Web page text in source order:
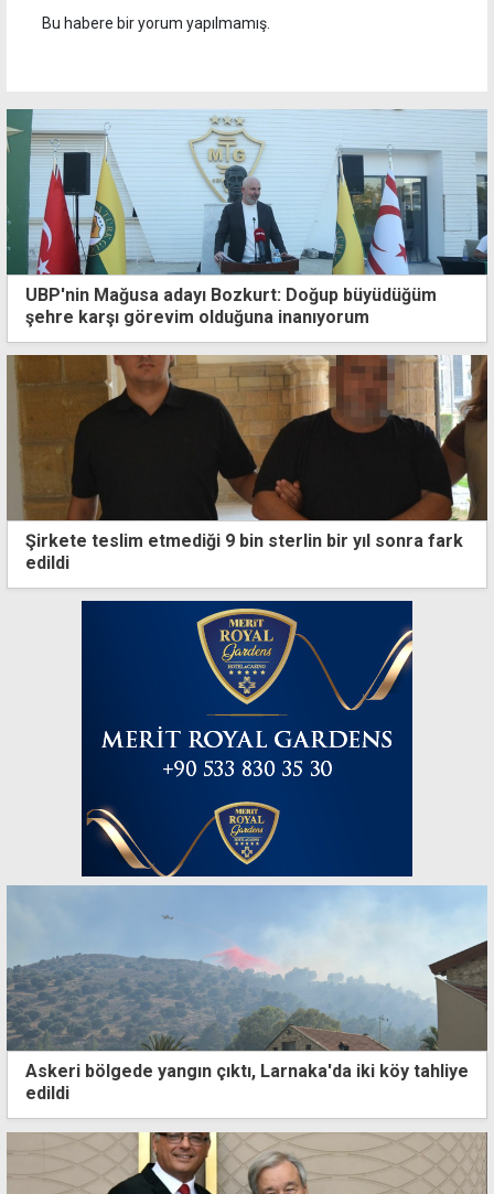
Bu habere bir yorum yapılmamış.
UBP'nin Mağusa adayı Bozkurt: Doğup büyüdüğüm
şehre karşı görevim olduğuna inanıyorum
Şirkete teslim etmediği 9 bin sterlin bir yıl sonra fark
edildi
Askeri bölgede yangın çıktı, Larnaka'da iki köy tahliye
edildi